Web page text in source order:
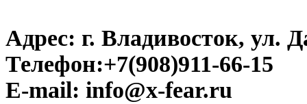
Адрес: г. Владивосток, ул.
Телефон:+7(908)911-66-15
E-mail: info@x-fear.ru